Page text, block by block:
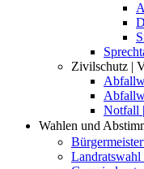
Zivilschutz |
Notfall
Wahlen und
Landratswahl